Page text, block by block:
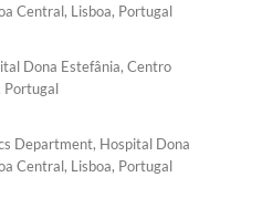
Central, Lisboa, Portugal
Dona Estefânia, Centro
Portugal
Department, Hospital Dona
Central, Lisboa, Portugal